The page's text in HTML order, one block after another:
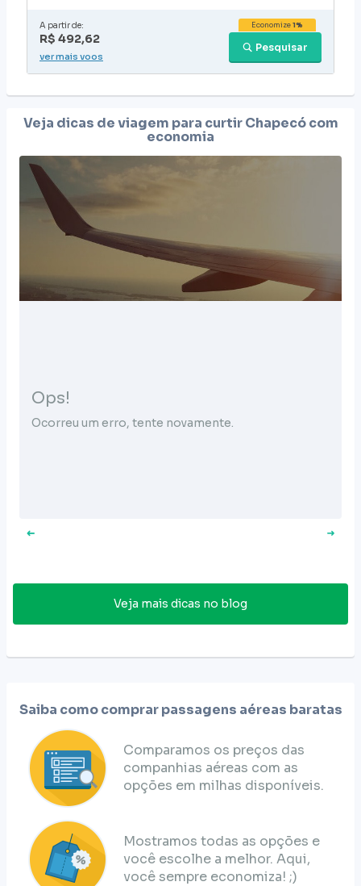
A partir de:
R$ 492,62
Pesquisar
Economize1%
ver mais voos
Veja dicas de viagem para curtirChapecócom
economia
Ops!
Ocorreu um erro, tente novamente.
Veja mais dicas no blog
Saiba como comprar passagens aéreas baratas
Comparamos os preços das
companhias aéreas com as
opções em milhas disponíveis.
Mostramos todas as opções e
você escolhe a melhor. Aqui,
você sempre economiza! ;)